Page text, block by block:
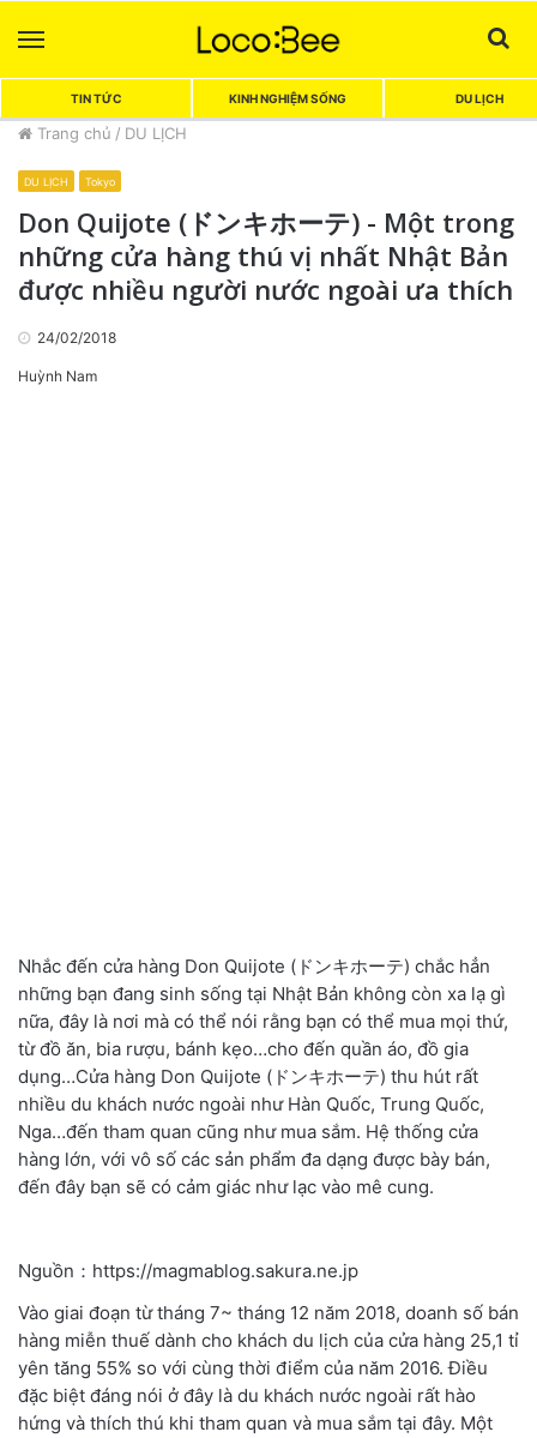
TIN TỨC KINH NGHIỆM SỐNG DU LỊCH
Trang chủ / DU LỊCH
DU LỊCH Tokyo
Don Quijote (ドンキホーテ) - Một trong
những cửa hàng thú vị nhất Nhật Bản
được nhiều người nước ngoài ưa thích
24/02/2018
Huỳnh Nam
Nhắc đến cửa hàng Don Quijote (ドンキホーテ) chắc hẳn
những bạn đang sinh sống tại Nhật Bản không còn xa lạ gì
nữa, đây là nơi mà có thể nói rằng bạn có thể mua mọi thứ,
từ đồ ăn, bia rượu, bánh kẹo…cho đến quần áo, đồ gia
dụng…Cửa hàng Don Quijote (ドンキホーテ) thu hút rất
nhiều du khách nước ngoài như Hàn Quốc, Trung Quốc,
Nga…đến tham quan cũng như mua sắm. Hệ thống cửa
hàng lớn, với vô số các sản phẩm đa dạng được bày bán,
đến đây bạn sẽ có cảm giác như lạc vào mê cung.
Nguồn：https://magmablog.sakura.ne.jp
Vào giai đoạn từ tháng 7~ tháng 12 năm 2018, doanh số bán
hàng miễn thuế dành cho khách du lịch của cửa hàng 25,1 tỉ
yên tăng 55% so với cùng thời điểm của năm 2016. Điều
đặc biệt đáng nói ở đây là du khách nước ngoài rất hào
hứng và thích thú khi tham quan và mua sắm tại đây. Một